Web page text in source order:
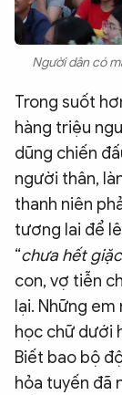
Người dân có
Trong suốt
hàng triệu
dũng chiến
người thân,
thanh niên
tương lai để
“chưa hết
con, vợ tiễn
lại. Những
học chữ dưới
Biết bao bộ
hỏa tuyến đã